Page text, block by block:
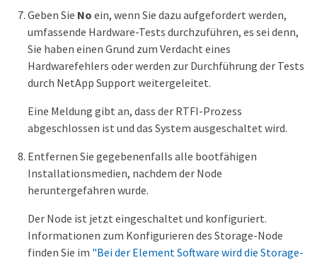
Geben Sie No ein, wenn Sie dazu aufgefordert werden,
umfassende Hardware-Tests durchzuführen, es sei denn,
Sie haben einen Grund zum Verdacht eines
Hardwarefehlers oder werden zur Durchführung der Tests
durch NetApp Support weitergeleitet.
Eine Meldung gibt an, dass der RTFI-Prozess
abgeschlossen ist und das System ausgeschaltet wird.
Entfernen Sie gegebenenfalls alle bootfähigen
Installationsmedien, nachdem der Node
heruntergefahren wurde.
Der Node ist jetzt eingeschaltet und konfiguriert.
Informationen zum Konfigurieren des Storage-Node
finden Sie im "Bei der Element Software wird die Storage-